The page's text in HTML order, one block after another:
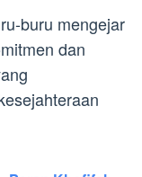
buru mengejar
dan